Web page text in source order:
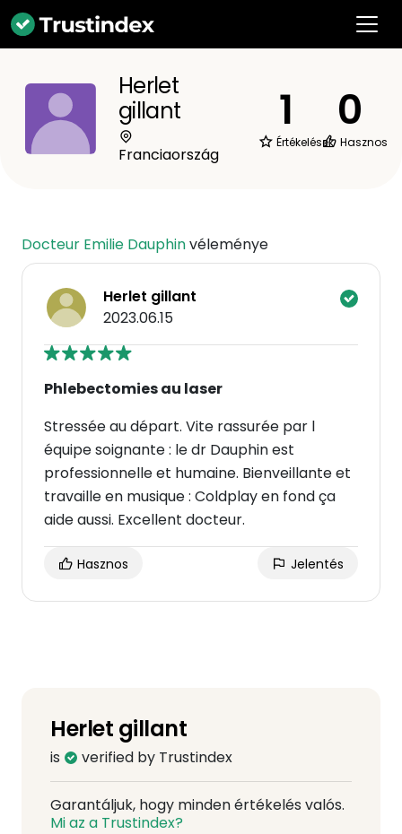
Herlet
gillant
Franciaország
1
Értékelések
0
Hasznos
Docteur Emilie Dauphinvéleménye
Herlet gillant
2023.06.15
Phlebectomies au laser
Stressée au départ. Vite rassurée par l
équipe soignante : le dr Dauphin est
professionnelle et humaine. Bienveillante et
travaille en musique : Coldplay en fond ça
aide aussi. Excellent docteur.
Hasznos Jelentés
Herlet gillant
is verified by Trustindex
Garantáljuk, hogy minden értékelés valós.
Mi az a Trustindex?